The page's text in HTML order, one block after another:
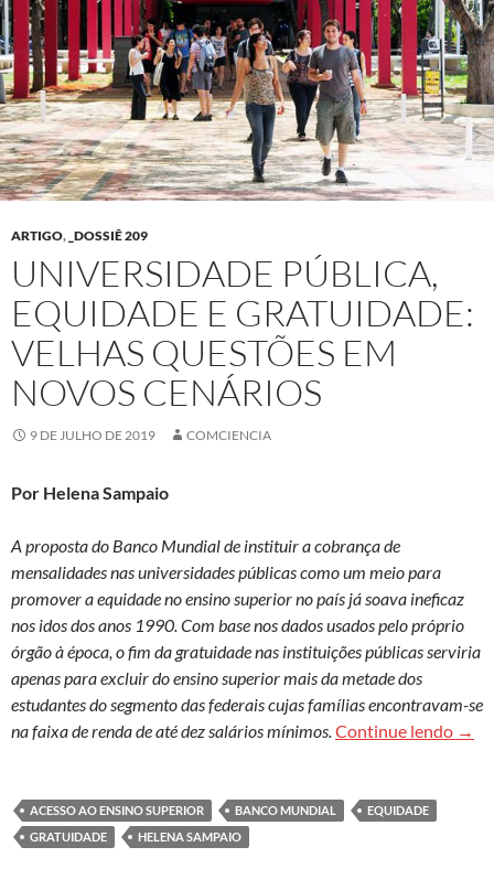
ARTIGO, _DOSSIÊ 209
UNIVERSIDADE PÚBLICA,
EQUIDADE E GRATUIDADE:
VELHAS QUESTÕES EM
NOVOS CENÁRIOS
9 DE JULHO DE 2019 COMCIENCIA
Por Helena Sampaio
A proposta do Banco Mundial de instituir a cobrança de
mensalidades nas universidades públicas como um meio para
promover a equidade no ensino superior no país já soava ineficaz
nos idos dos anos 1990. Com base nos dados usados pelo próprio
órgão à época, o fim da gratuidade nas instituições públicas serviria
apenas para excluir do ensino superior mais da metade dos
estudantes do segmento das federais cujas famílias encontravam-se
na faixa de renda de até dez salários mínimos. Continue lendo →
ACESSO AO ENSINO SUPERIOR BANCO MUNDIAL
EQUIDADE
GRATUIDADE
HELENA SAMPAIO